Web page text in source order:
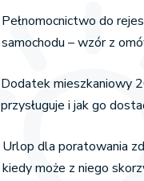
Pełnomocnictwo do
samochodu – wzór z
Dodatek mieszkaniowy
przysługuje i jak go
Urlop dla poratowania
kiedy może z niego